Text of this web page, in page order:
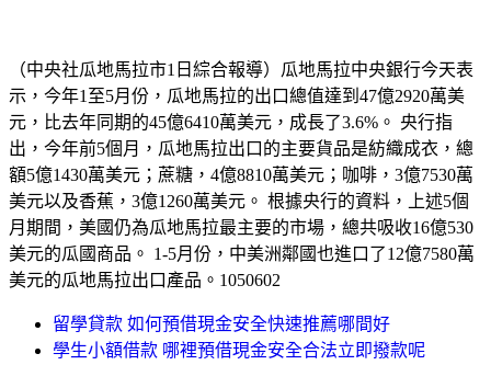
（中央社瓜地馬拉市1日綜合報導）瓜地馬拉中央銀行今天表
示，今年1至5月份，瓜地馬拉的出口總值達到47億2920萬美
元，比去年同期的45億6410萬美元，成長了3.6%。 央行指
出，今年前5個月，瓜地馬拉出口的主要貨品是紡織成衣，總
額5億1430萬美元；蔗糖，4億8810萬美元；咖啡，3億7530萬
美元以及香蕉，3億1260萬美元。 根據央行的資料，上述5個
月期間，美國仍為瓜地馬拉最主要的市場，總共吸收16億530
美元的瓜國商品。 1-5月份，中美洲鄰國也進口了12億7580萬
美元的瓜地馬拉出口產品。1050602
留學貸款 如何預借現金安全快速推薦哪間好
學生小額借款 哪裡預借現金安全合法立即撥款呢